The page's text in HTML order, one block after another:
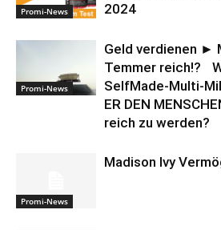
Promi-News
2024
Promi-News
Geld verdienen ►
Temmer reich!?
SelfMade-Multi-
ER DEN
reich zu werden?
Promi-News
Madison Ivy